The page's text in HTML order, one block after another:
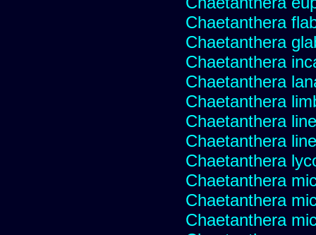
Chaetanthera
Chaetanthera
Chaetanthera
Chaetanthera
Chaetanthera
Chaetanthera
Chaetanthera
Chaetanthera
Chaetanthera
Chaetanthera
Chaetanthera